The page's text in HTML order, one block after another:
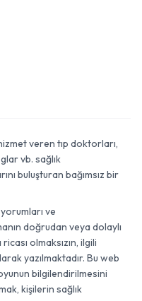
veren tıp doktorları,
vb. sağlık
buluşturan bağımsız bir
ve
doğrudan veya dolaylı
olmaksızın, ilgili
yazılmaktadır. Bu web
bilgilendirilmesini
kişilerin sağlık